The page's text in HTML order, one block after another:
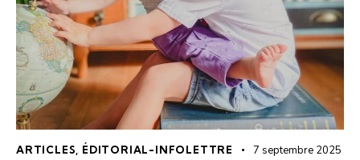
ARTICLES ÉDITORIAL-INFOLETTRE 7 septembre 2025